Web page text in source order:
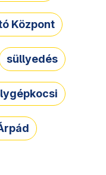
Központ
süllyedés